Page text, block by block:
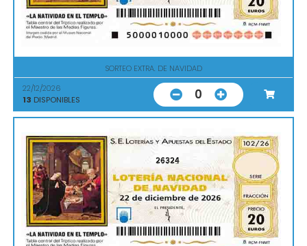
SORTEO EXTRA. DE NAVIDAD
22/12/2026
13 DISPONIBLES 0
26324